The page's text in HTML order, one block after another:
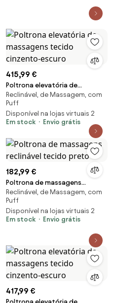
415,99 €
Poltrona elevatória de
massagens tecido cinzento-
escuro
Reclinável, de Massagem, com
Puff
Disponível na lojas virtuais 2
Em stock
Envio grátis
182,99 €
Poltrona de massagens
reclinável tecido preto
Reclinável, de Massagem, com
Puff
Disponível na lojas virtuais 2
Em stock
Envio grátis
417,99 €